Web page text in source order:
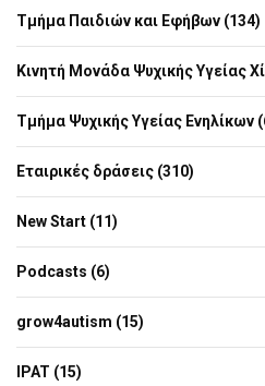
Τμήμα Παιδιών και Εφήβων (134)
Κινητή Μονάδα Ψυχικής Υγείας
Τμήμα Ψυχικής Υγείας Ενηλίκων
Εταιρικές δράσεις (310)
New Start (11)
Podcasts (6)
grow4autism (15)
IPAT (15)